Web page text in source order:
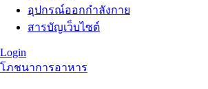
อุปกรณ์ออกกำลังกาย
สารบัญเว็บไซต์
Login
โภชนาการอาหาร